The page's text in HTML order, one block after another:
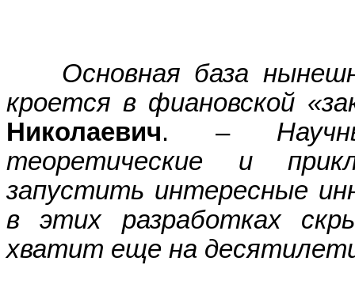
Основная база
кроется в фиановской
Николаевич. –
теоретические и
запустить интересные
в этих разработках
хватит еще на